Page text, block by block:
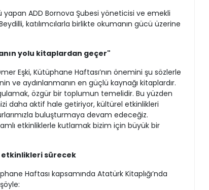
ADD Bornova Şubesi yöneticisi ve emekli
katılımcılarla birlikte okumanın gücü üzerine
yolu kitaplardan geçer"
Eşki, Kütüphane Haftası’nın önemini şu sözlerle
ve aydınlanmanın en güçlü kaynağı kitaplardır.
özgür bir toplumun temelidir. Bu yüzden
daha aktif hale getiriyor, kültürel etkinlikleri
buluşturmaya devam edeceğiz.
etkinliklerle kutlamak bizim için büyük bir
sürecek
Haftası kapsamında Atatürk Kitaplığı’nda